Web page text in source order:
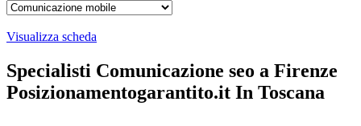
Visualizza scheda
Specialisti Comunicazione seo a Firenze
Posizionamentogarantito.it In Toscana